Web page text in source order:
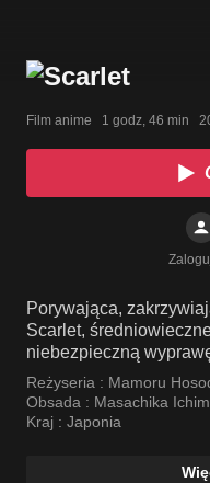
Film anime   1 godz, 46 min
Porywająca,
Scarlet,
niebezpieczną
Reżyseria : Mamoru
Obsada : Masachika
Mana Ashida
Kraj : Japonia